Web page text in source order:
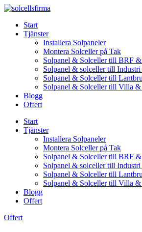
Skip
contentStart
Tjänster
Installera Solpaneler
Montera Solceller på Tak
Solpanel & Solceller till BRF &
Solpanel & solceller till
Solpanel & Solceller till
Solpanel & Solceller till Villa &
Blogg
Offert
Start
Tjänster
Installera Solpaneler
Montera Solceller på Tak
Solpanel & Solceller till BRF &
Solpanel & solceller till
Solpanel & Solceller till
Solpanel & Solceller till Villa &
Blogg
Offert
Offert